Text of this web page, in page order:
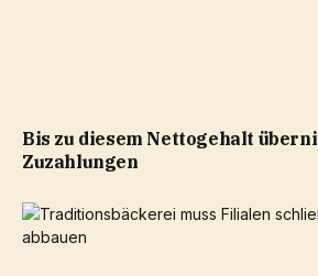
Bis zu diesem Nettogehalt
Zuzahlungen